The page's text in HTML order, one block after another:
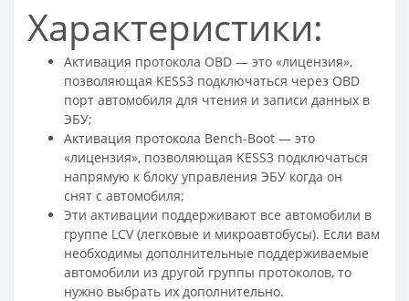
Характеристики:
Активация протокола OBD — это «лицензия»,
позволяющая KESS3 подключаться через OBD
порт автомобиля для чтения и записи данных в
ЭБУ;
Активация протокола Bench-Boot — это
«лицензия», позволяющая KESS3 подключаться
напрямую к блоку управления ЭБУ когда он
снят с автомобиля;
Эти активации поддерживают все автомобили в
группе LCV (легковые и микроавтобусы). Если вам
необходимы дополнительные поддерживаемые
автомобили из другой группы протоколов, то
нужно выбрать их дополнительно.